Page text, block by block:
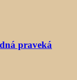
praveká